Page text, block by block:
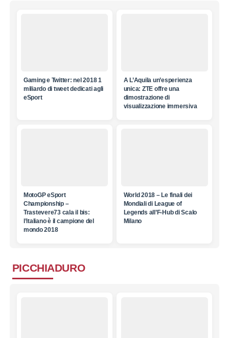
Gaming e Twitter: nel 2018 1
miliardo di tweet dedicati agli
eSport
A L’Aquila un’esperienza
unica: ZTE offre una
dimostrazione di
visualizzazione immersiva
MotoGP eSport
Championship –
Trastevere73 cala il bis:
l’italiano è il campione del
mondo 2018
World 2018 – Le finali dei
Mondiali di League of
Legends all’F-Hub di Scalo
Milano
PICCHIADURO